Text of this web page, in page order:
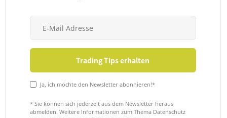
Ja, ich möchte den Newsletter abonnieren!*
* Sie können sich jederzeit aus dem Newsletter heraus
abmelden. Weitere Informationen zum Thema Datenschutz